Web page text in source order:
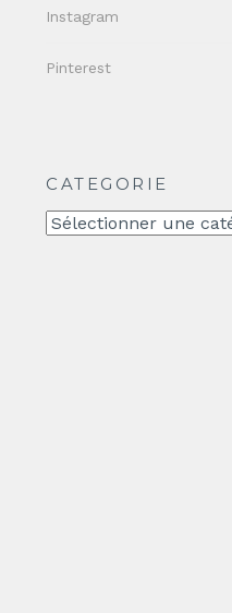
Instagram
Pinterest
CATEGORIE
CATEGORIE